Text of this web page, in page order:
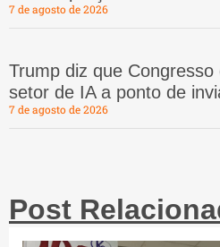
7 de agosto de 2026
Trump diz que
setor de IA a ponto de
7 de agosto de 2026
Post